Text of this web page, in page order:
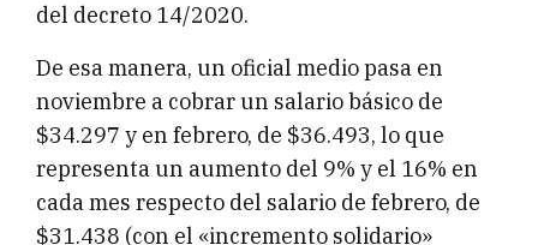
del decreto 14/2020.
De esa manera, un oficial medio pasa en
noviembre a cobrar un salario básico de
$34.297 y en febrero, de $36.493, lo que
representa un aumento del 9% y el 16% en
cada mes respecto del salario de febrero, de
$31.438 (con el «incremento solidario»